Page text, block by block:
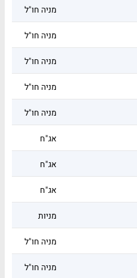
מניה חו"ל
מניה חו"ל
מניה חו"ל
מניה חו"ל
מניה חו"ל
אג"ח
אג"ח
אג"ח
מניות
מניה חו"ל
מניה חו"ל